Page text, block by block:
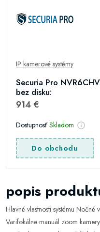
IP kamerové systémy
Securia Pro
bez disku:
914 €
Dostupnosť Skladom
Do obchodu
popis
Hlavné vlastnosti systému
Varifokálne manuál zoom